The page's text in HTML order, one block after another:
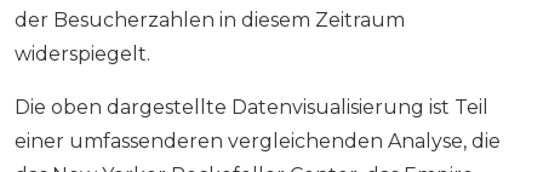
der Besucherzahlen in diesem Zeitraum
widerspiegelt.
Die oben dargestellte Datenvisualisierung ist Teil
einer umfassenderen vergleichenden Analyse, die